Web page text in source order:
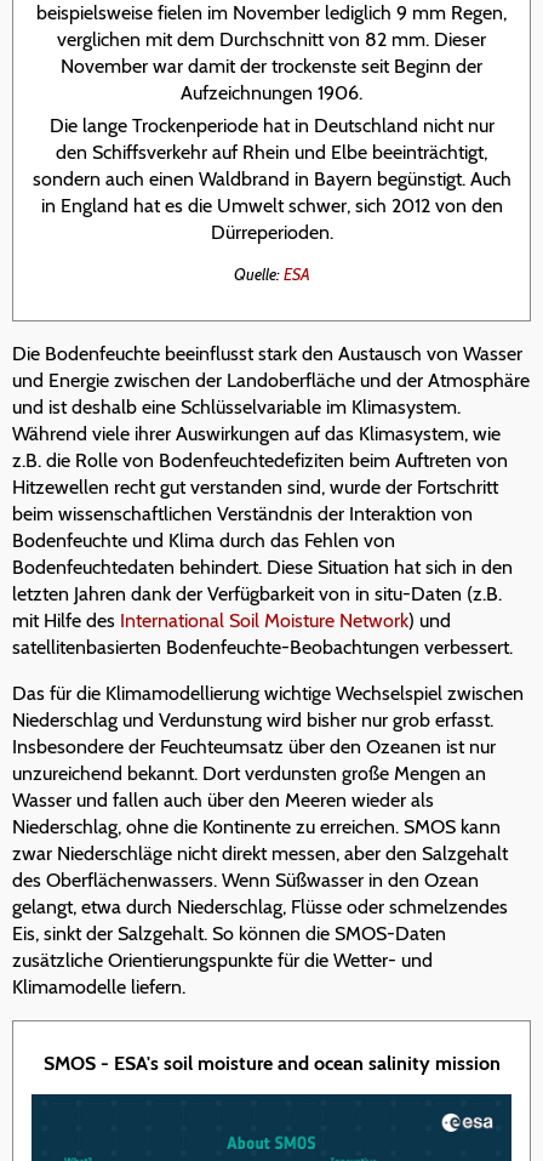
beispielsweise fielen im November lediglich 9 mm Regen,
verglichen mit dem Durchschnitt von 82 mm. Dieser
November war damit der trockenste seit Beginn der
Aufzeichnungen 1906.
Die lange Trockenperiode hat in Deutschland nicht nur
den Schiffsverkehr auf Rhein und Elbe beeinträchtigt,
sondern auch einen Waldbrand in Bayern begünstigt. Auch
in England hat es die Umwelt schwer, sich 2012 von den
Dürreperioden.
Quelle:ESA
Die Bodenfeuchte beeinflusst stark den Austausch von Wasser
und Energie zwischen der Landoberfläche und der Atmosphäre
und ist deshalb eine Schlüsselvariable im Klimasystem.
Während viele ihrer Auswirkungen auf das Klimasystem, wie
z.B. die Rolle von Bodenfeuchtedefiziten beim Auftreten von
Hitzewellen recht gut verstanden sind, wurde der Fortschritt
beim wissenschaftlichen Verständnis der Interaktion von
Bodenfeuchte und Klima durch das Fehlen von
Bodenfeuchtedaten behindert. Diese Situation hat sich in den
letzten Jahren dank der Verfügbarkeit von in situ-Daten (z.B.
mit Hilfe des International Soil Moisture Network) und
satellitenbasierten Bodenfeuchte-Beobachtungen verbessert.
Das für die Klimamodellierung wichtige Wechselspiel zwischen
Niederschlag und Verdunstung wird bisher nur grob erfasst.
Insbesondere der Feuchteumsatz über den Ozeanen ist nur
unzureichend bekannt. Dort verdunsten große Mengen an
Wasser und fallen auch über den Meeren wieder als
Niederschlag, ohne die Kontinente zu erreichen. SMOS kann
zwar Niederschläge nicht direkt messen, aber den Salzgehalt
des Oberflächenwassers. Wenn Süßwasser in den Ozean
gelangt, etwa durch Niederschlag, Flüsse oder schmelzendes
Eis, sinkt der Salzgehalt. So können die SMOS-Daten
zusätzliche Orientierungspunkte für die Wetter- und
Klimamodelle liefern.
SMOS - ESA's soil moisture and ocean salinity mission